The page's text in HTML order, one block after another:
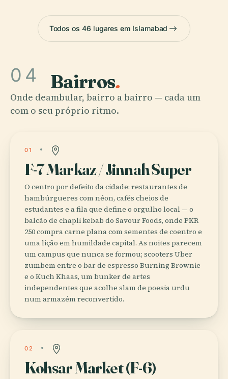
Todos os 46 lugares em Islamabad
04 Bairros.
Onde deambular, bairro a bairro — cada um
com o seu próprio ritmo.
01
F-7 Markaz / Jinnah Super
O centro por defeito da cidade: restaurantes de
hambúrgueres com néon, cafés cheios de
estudantes e a fila que define o orgulho local — o
balcão de chapli kebab do Savour Foods, onde PKR
250 compra carne plana com sementes de coentro e
uma lição em humildade capital. As noites parecem
um campus que nunca se formou; scooters Uber
zumbem entre o bar de espresso Burning Brownie
e o Kuch Khaas, um bunker de artes
independentes que acolhe slam de poesia urdu
num armazém reconvertido.
02
Kohsar Market (F-6)